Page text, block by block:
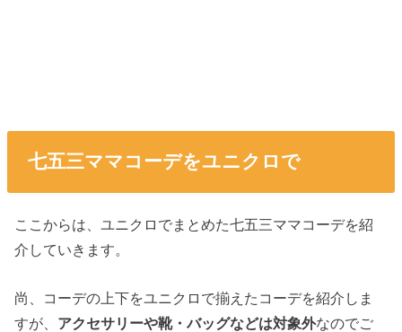
七五三ママコーデをユニクロで
ここからは、ユニクロでまとめた七五三ママコーデを紹
介していきます。
尚、コーデの上下をユニクロで揃えたコーデを紹介しま
すが、 アクセサリーや靴・バッグなどは対象外なのでご